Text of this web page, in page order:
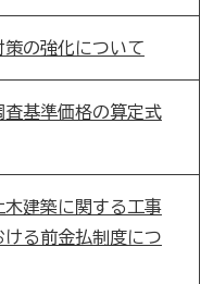
の強化について
基準価格の算定式
建築に関する工事
る前金払制度につ